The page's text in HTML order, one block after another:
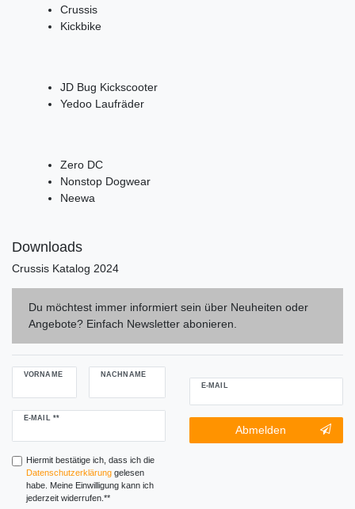
Crussis
Kickbike
JD Bug Kickscooter
Yedoo Laufräder
Zero DC
Nonstop Dogwear
Neewa
Downloads
Crussis Katalog 2024
Du möchtest immer informiert sein über Neuheiten oder
Angebote? Einfach Newsletter abonieren.
VORNAME NACHNAME
E-MAIL **
Newsletter
Hiermit bestätige ich, dass ich die
Daten­schutz­erklärunggelesen
habe. Meine Einwilligung kann ich
jederzeit widerrufen.**
E-MAIL
Newsletter-
Abmeldung
Abmelden